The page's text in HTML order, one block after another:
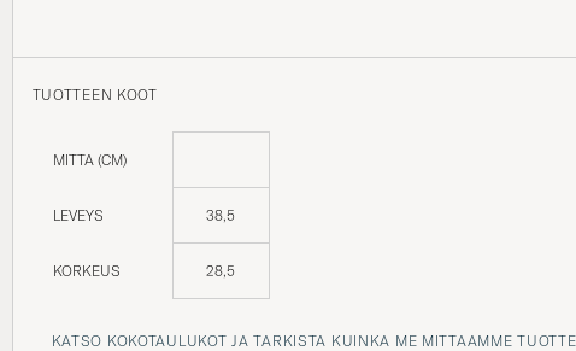
TUOTTEEN KOOT
MITTA (CM)
LEVEYS 38,5
KORKEUS 28,5
KATSO KOKOTAULUKOT JA TARKISTA KUINKA ME MITTAAMME